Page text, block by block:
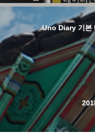
Uno Diary 기본